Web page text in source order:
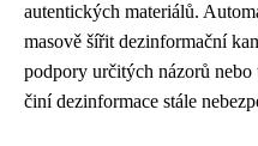
autentických materiálů.
masově šířit dezinformační
podpory určitých názorů
činí dezinformace stále